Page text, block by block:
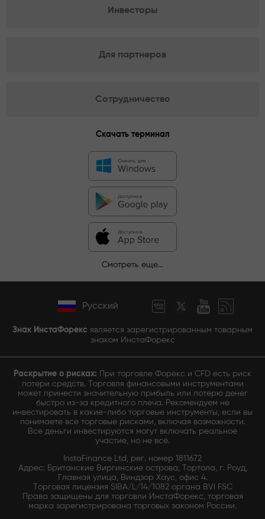
Инвесторы
Для партнеров
Сотрудничество
Скачать терминал
Смотреть еще...
Русский
Знак ИнстаФорекс является зарегистрированным товарным
знаком ИнстаФорекс
Раскрытие о рисках: При торговле Форекс и CFD есть риск
потери средств. Торговля финансовыми инструментами
может принести значительную прибыль или потерю денег
быстро из-за кредитного плеча. Рекомендуем не
инвестировать в какие-либо торговые инструменты, если вы
понимаете все торговые рисками, включая возможности.
Все деньги инвестируются могут включать реальное
участие, но не всё.
InstaFinance Ltd, рег. номер 1811672
Адрес: Британские Виргинские острова, Тортола, г. Роуд,
Главная улица, Виндзор Хаус, офис 4.
Торговая лицензия SIBA/L/14/1082 органа BVI FSC
Права защищены для торговли ИнстаФорекс, торговая
марка зарегистрирована торговых законом России.